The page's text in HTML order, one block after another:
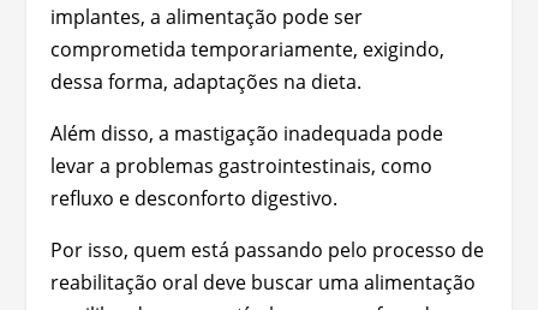
implantes, a alimentação pode ser
comprometida temporariamente, exigindo,
dessa forma, adaptações na dieta.
Além disso, a mastigação inadequada pode
levar a problemas gastrointestinais, como
refluxo e desconforto digestivo.
Por isso, quem está passando pelo processo de
reabilitação oral deve buscar uma alimentação